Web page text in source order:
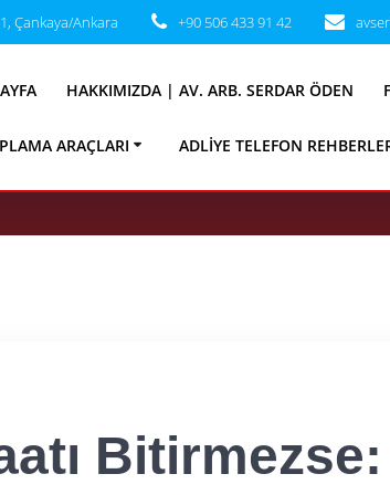
Çankaya/Ankara +90 506 433 91 42
HAKKIMIZDA | AV. ARB. SERDAR ÖDEN
ARAÇLARI ADLIYE TELEFON
Yargıtay
Bitirmezse: